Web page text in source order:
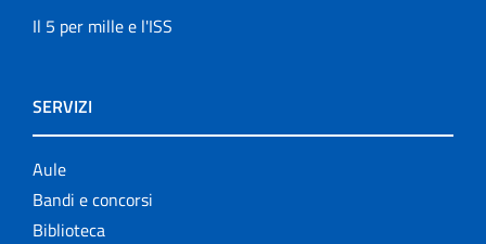
Il 5 per mille e l'ISS
SERVIZI
Aule
Bandi e concorsi
Biblioteca